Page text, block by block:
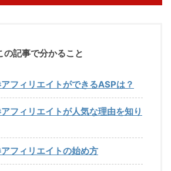
の記事で分かること
フィリエイトができるASPは？
フィリエイトが人気な理由を知り
フィリエイトの始め方